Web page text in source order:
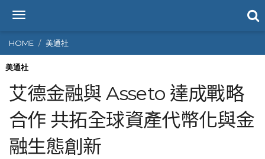
T
g
g
l
n
a
v
i
g
a
HOME 美通社
美通社
艾德金融與 Asseto 達成戰略
合作 共拓全球資產代幣化與金
融生態創新